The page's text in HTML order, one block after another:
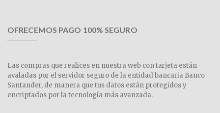
OFRECEMOS PAGO 100% SEGURO
Las compras que realices en nuestra web con tarjeta están
avaladas por el servidor seguro de la entidad bancaria Banco
Santander, de manera que tus datos están protegidos y
encriptados por la tecnología más avanzada.